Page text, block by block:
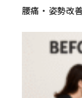
腰痛・姿勢改